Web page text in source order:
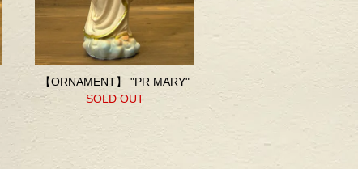
【ORNAMENT】 "PR MARY"
SOLD OUT